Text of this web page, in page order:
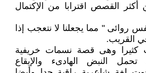
القصص اقترابا من الإكتمال
روائى " مما يجعلنا لا نتعجب إذا
القريب.
وهى قصة نسمات خريفية
النبض الهادىء والإيقاع